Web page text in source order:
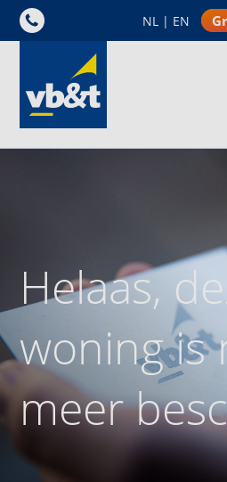
NL | EN
Helaas,
woning is
meer